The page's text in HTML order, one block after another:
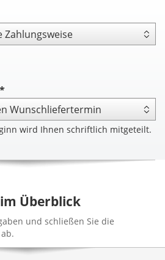
wird Ihnen schriftlich mitgeteilt.
Überblick
und schließen Sie die